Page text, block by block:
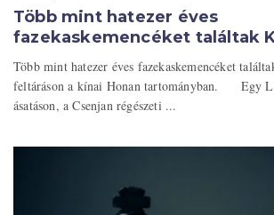
Több mint hatezer éves
fazekaskemencéket találtak
Több mint hatezer éves fazekaskemencéket
feltáráson a kínai Honan tartományban. Egy
ásatáson, a Csenjan régészeti ...